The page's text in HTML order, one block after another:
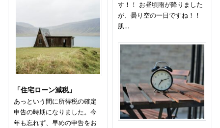
「住宅ローン減税」
あっという間に所得税の確定
申告の時期になりました。今
年も忘れず、早めの申告をお
す！！ お昼頃雨が降りました
が、曇り空の一日ですね！！
肌…